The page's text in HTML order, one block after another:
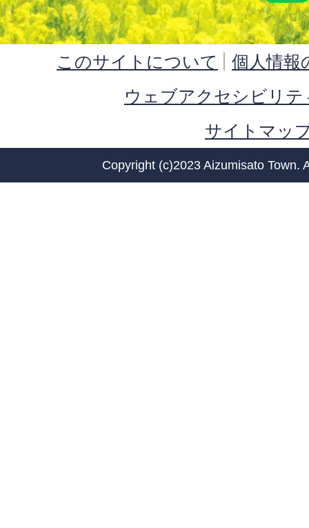
このサイトについて
個人情報
ウェブアクセシビリ
サイトマッ
Copyright (c)2023 Aizumisato Town.